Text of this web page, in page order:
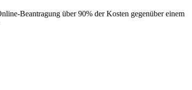
Beantragung über 90% der Kosten gegenüber einem